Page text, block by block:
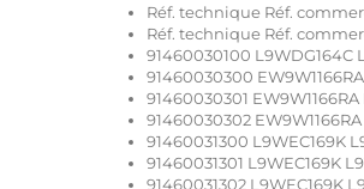
Réf. technique Réf.
Réf. technique Réf.
91460030100 L9WDG164C
91460030300
91460030301 EW9W1166RA
91460030302
91460031300 L9WEC169K
91460031301 L9WEC169K
91460031302 L9WEC169K